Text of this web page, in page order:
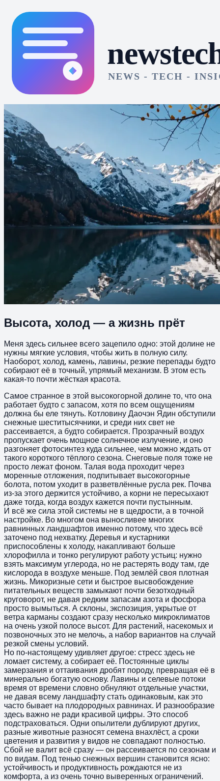
Высота, холод — а жизнь прёт
Меня здесь сильнее всего зацепило одно: этой долине не
нужны мягкие условия, чтобы жить в полную силу.
Наоборот, холод, камень, лавины, резкие перепады будто
собирают её в точный, упрямый механизм. В этом есть
какая-то почти жёсткая красота.
Самое странное в этой высокогорной долине то, что она
работает будто с запасом, хотя по всем ощущениям
должна бы еле тянуть. Котловину Даочэн Ядин обступили
снежные шеститысячники, и среди них свет не
рассеивается, а будто собирается. Прозрачный воздух
пропускает очень мощное солнечное излучение, и оно
разгоняет фотосинтез куда сильнее, чем можно ждать от
такого короткого тёплого сезона. Снеговые поля тоже не
просто лежат фоном. Талая вода проходит через
моренные отложения, подпитывает высокогорные
болота, потом уходит в разветвлённые русла рек. Почва
из-за этого держится устойчиво, а корни не пересыхают
даже тогда, когда воздух кажется почти пустынным.
И всё же сила этой системы не в щедрости, а в точной
настройке. Во многом она выносливее многих
равнинных ландшафтов именно потому, что здесь всё
заточено под нехватку. Деревья и кустарники
приспособлены к холоду, накапливают больше
хлорофилла и тонко регулируют работу устьиц: нужно
взять максимум углерода, но не растерять воду там, где
кислорода в воздухе меньше. Под землёй своя плотная
жизнь. Микоризные сети и быстрое высвобождение
питательных веществ замыкают почти безотходный
круговорот, не давая редким запасам азота и фосфора
просто вымыться. А склоны, экспозиция, укрытые от
ветра карманы создают сразу несколько микроклиматов
на очень узкой полосе высот. Для растений, насекомых и
позвоночных это не мелочь, а набор вариантов на случай
резкой смены условий.
Но по-настоящему удивляет другое: стресс здесь не
ломает систему, а собирает её. Постоянные циклы
замерзания и оттаивания дробят породу, превращая её в
минерально богатую основу. Лавины и селевые потоки
время от времени словно обнуляют отдельные участки,
не давая всему ландшафту стать одинаковым, как это
часто бывает на плодородных равнинах. И разнообразие
здесь важно не ради красивой цифры. Это способ
подстраховаться. Одни опылители дублируют других,
разные животные разносят семена внахлёст, а сроки
цветения и развития у видов не совпадают полностью.
Сбой не валит всё сразу — он рассеивается по сезонам и
по видам. Под тенью снежных вершин становится ясно:
устойчивость и продуктивность рождаются не из
комфорта, а из очень точно выверенных ограничений.